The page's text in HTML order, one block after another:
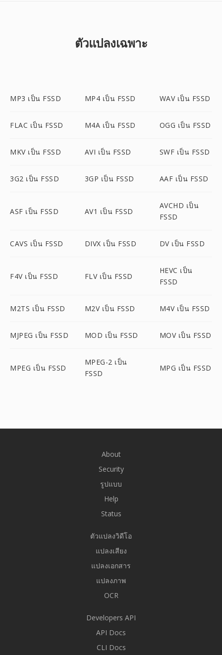
ตัวแปลงเฉพาะ
MP3 เป็น FSSD MP4 เป็น FSSD WAV เป็น FSSD
FLAC เป็น FSSD M4A เป็น FSSD OGG เป็น FSSD
MKV เป็น FSSD AVI เป็น FSSD SWF เป็น FSSD
3G2 เป็น FSSD 3GP เป็น FSSD AAF เป็น FSSD
ASF เป็น FSSD AV1 เป็น FSSD
AVCHD เป็น
FSSD
CAVS เป็น FSSD DIVX เป็น FSSD DV เป็น FSSD
F4V เป็น FSSD FLV เป็น FSSD
HEVC เป็น
FSSD
M2TS เป็น FSSD M2V เป็น FSSD M4V เป็น FSSD
MJPEG เป็น FSSD MOD เป็น FSSD MOV เป็น FSSD
MPEG เป็น FSSD
MPEG-2 เป็น
FSSD
MPG เป็น FSSD
About
Security
รูปแบบ
Help
Status
ตัวแปลงวิดีโอ
แปลงเสียง
แปลงเอกสาร
แปลงภาพ
OCR
Developers API
API Docs
CLI Docs